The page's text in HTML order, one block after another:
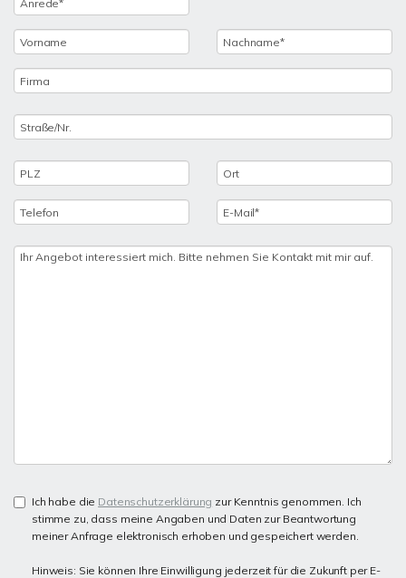
Ich habe die Datenschutzerklärung zur Kenntnis genommen. Ich
stimme zu, dass meine Angaben und Daten zur Beantwortung
meiner Anfrage elektronisch erhoben und gespeichert werden.
Hinweis: Sie können Ihre Einwilligung jederzeit für die Zukunft per E-